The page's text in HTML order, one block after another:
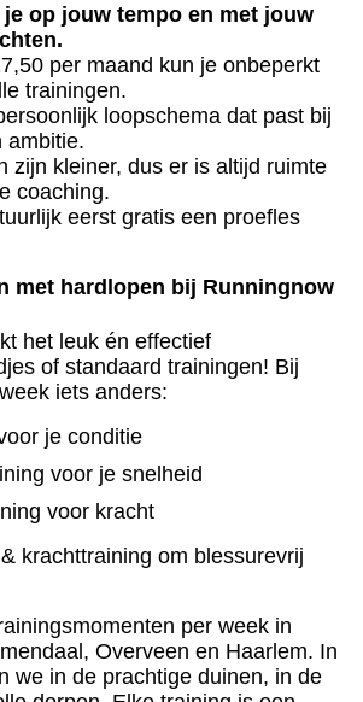
op jouw tempo en met jouw
per maand kun je onbeperkt
trainingen.
loopschema dat past bij
ambitie.
zijn kleiner, dus er is altijd ruimte
coaching.
eerst gratis een proefles
met hardlopen bij Runningnow
het leuk én effectief
of standaard trainingen! Bij
iets anders:
je conditie
voor je snelheid
voor kracht
krachttraining om blessurevrij
per week in
Overveen en Haarlem. In
we in de prachtige duinen, in de